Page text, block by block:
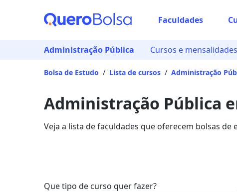
Faculdades
Administração Pública Cursos e mensalidades
Bolsa de Estudo / Lista de cursos / Administração
Administração Pública
Veja a lista de faculdades que oferecem bolsas
Que tipo de curso quer fazer?